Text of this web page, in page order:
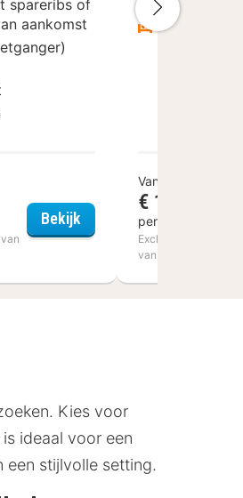
spareribs of
aankomst
BekijkHotel Den Helder
Inclusief
Vanaf 1 of
Vanaf
€ 139,50
per kamer per
Excl. € 22,40
van 2 personen en
Kies voor
ideaal voor een
een stijlvolle setting.